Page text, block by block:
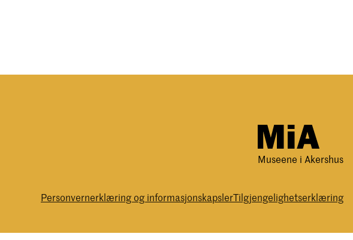
Personvernerklæring og informasjonskapslerTilgjengelighetserklæring
Museene i Akershus